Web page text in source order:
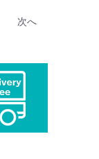
次へ